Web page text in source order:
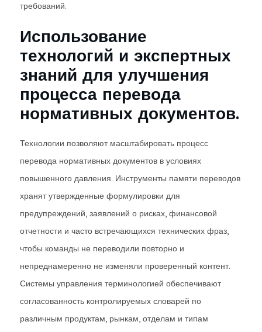
требований.
Использование
технологий и экспертных
знаний для улучшения
процесса перевода
нормативных документов.
Технологии позволяют масштабировать процесс
перевода нормативных документов в условиях
повышенного давления. Инструменты памяти переводов
хранят утвержденные формулировки для
предупреждений, заявлений о рисках, финансовой
отчетности и часто встречающихся технических фраз,
чтобы команды не переводили повторно и
непреднамеренно не изменяли проверенный контент.
Системы управления терминологией обеспечивают
согласованность контролируемых словарей по
различным продуктам, рынкам, отделам и типам